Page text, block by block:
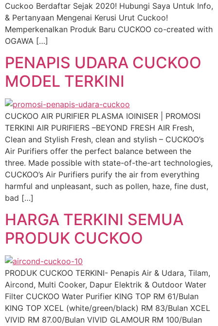
Cuckoo Berdaftar Sejak 2020! Hubungi Saya Untuk Info,
& Pertanyaan Mengenai Kerusi Urut Cuckoo!
Memperkenalkan Produk Baru CUCKOO co-created with
OGAWA […]
PENAPIS UDARA CUCKOO
MODEL TERKINI
CUCKOO AIR PURIFIER PLASMA IOINISER | PROMOSI
TERKINI AIR PURIFIERS –BEYOND FRESH AIR Fresh,
Clean and Stylish Fresh, clean and stylish – CUCKOO’s
Air Purifiers offer the perfect balance between the
three. Made possible with state-of-the-art technologies,
CUCKOO’s Air Purifiers purify the air from everything
harmful and unpleasant, such as pollen, haze, fine dust,
bad […]
HARGA TERKINI SEMUA
PRODUK CUCKOO
PRODUK CUCKOO TERKINI- Penapis Air & Udara, Tilam,
Aircond, Multi Cooker, Dapur Elektrik & Outdoor Water
Filter CUCKOO Water Purifier KING TOP RM 61/Bulan
KING TOP XCEL (white/green/black) RM 83/Bulan XCEL
VIVID RM 87.00/Bulan VIVID GLAMOUR RM 100/Bulan